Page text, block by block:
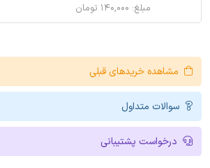
مبلغ: ۱۴۰,۰۰۰ تومان
مشاهده خریدهای قبلی
سوالات متداول
درخواست پشتیبانی